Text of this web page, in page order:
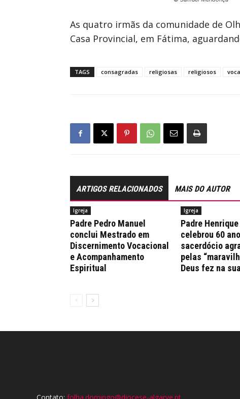
As quatro irmãs da comunidade de
Casa Provincial, em Fátima,
TAGS consagradas religiosas religiosos
ARTIGOS RELACIONADOS MAIS DO AUTOR
Igreja
Padre Pedro Manuel
conclui Mestrado em
Discernimento Vocacional
e Acompanhamento
Espiritual
Igreja
Padre
celebrou 60
sacerdócio
pelas
Deus fez na